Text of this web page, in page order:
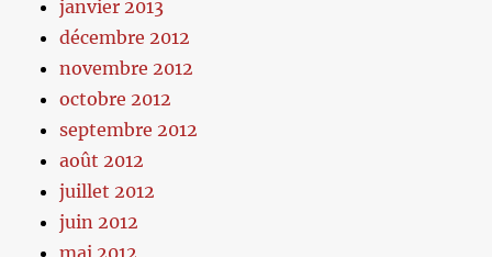
janvier 2013
décembre 2012
novembre 2012
octobre 2012
septembre 2012
août 2012
juillet 2012
juin 2012